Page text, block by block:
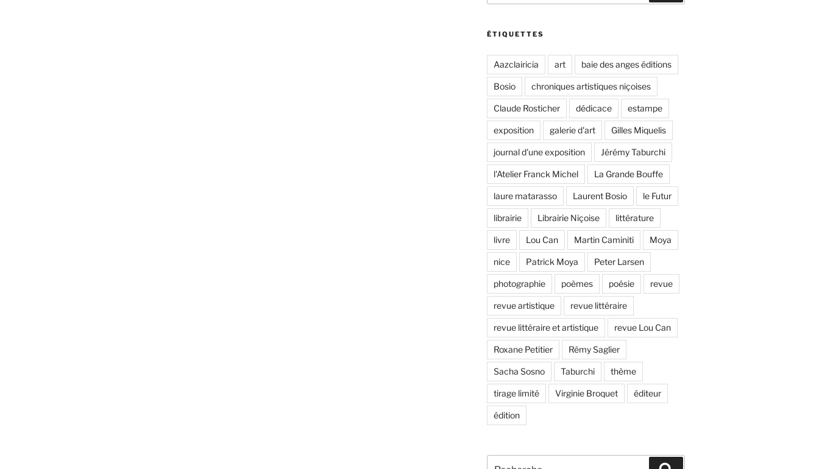
:
ÉTIQUETTES
Aazclairicia art baie des anges éditions
Bosio chroniques artistiques niçoises
Claude Rosticher dédicace estampe
exposition galerie d'art Gilles Miquelis
journal d'une exposition Jérémy Taburchi
l'Atelier Franck Michel La Grande Bouffe
laure matarasso Laurent Bosio le Futur
librairie Librairie Niçoise littérature
livre Lou Can Martin Caminiti Moya
nice Patrick Moya Peter Larsen
photographie poèmes poésie revue
revue artistique revue littéraire
revue littéraire et artistique revue Lou Can
Roxane Petitier Rémy Saglier
Sacha Sosno Taburchi thème
tirage limité Virginie Broquet éditeur
édition